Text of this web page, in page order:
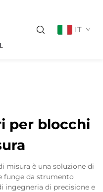
IT
per blocchi
misura è una soluzione di
funge da strumento
ingegneria di precisione e